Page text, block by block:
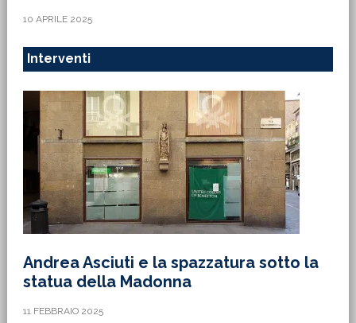
10 APRILE 2025
Interventi
Andrea Asciuti e la spazzatura sotto la
statua della Madonna
11 FEBBRAIO 2025